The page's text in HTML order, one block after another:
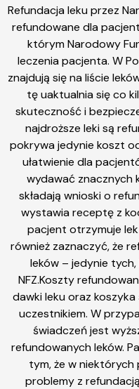
Refundacja leku przez
refundowane dla
którym Narodowy
leczenia pacjenta. W
znajdują się na liście
tę uaktualnia się co
skuteczność i
najdroższe leki są
pokrywa jedynie koszt
ułatwienie dla
wydawać znacznych
składają wnioski o
wystawia receptę z
pacjent otrzymuje
również zaznaczyć, że
leków – jedynie
NFZ.Koszty
dawki leku oraz
uczestnikiem. W
świadczeń jest
refundowanych leków.
tym, że w
problemy z